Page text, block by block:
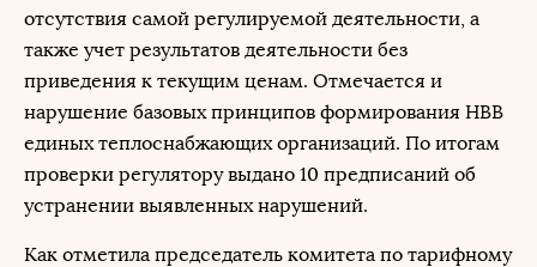
отсутствия самой регулируемой деятельности, а
также учет результатов деятельности без
приведения к текущим ценам. Отмечается и
нарушение базовых принципов формирования НВВ
единых теплоснабжающих организаций. По итогам
проверки регулятору выдано 10 предписаний об
устранении выявленных нарушений.
Как отметила председатель комитета по тарифному